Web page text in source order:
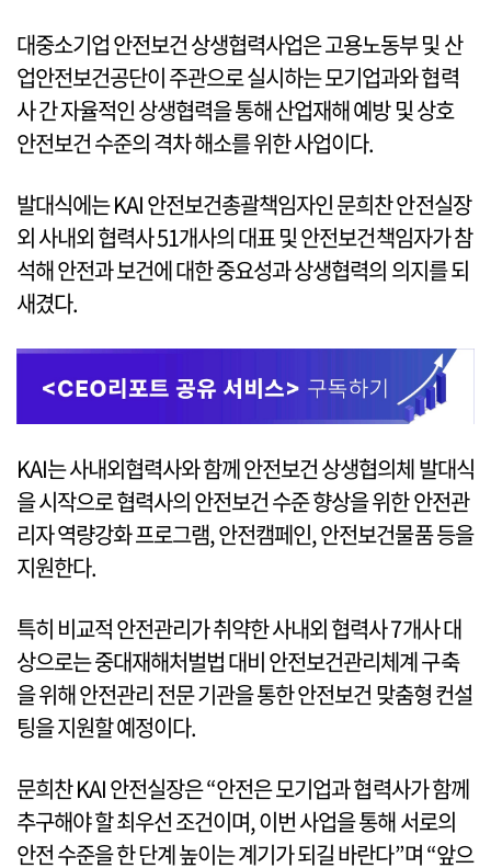
대중소기업 안전보건 상생협력사업은 고용노동부 및 산
업안전보건공단이 주관으로 실시하는 모기업과와 협력
사 간 자율적인 상생협력을 통해 산업재해 예방 및 상호
안전보건 수준의 격차 해소를 위한 사업이다.
발대식에는 KAI 안전보건총괄책임자인 문희찬 안전실장
외 사내외 협력사 51개사의 대표 및 안전보건책임자가 참
석해 안전과 보건에 대한 중요성과 상생협력의 의지를 되
새겼다.
KAI는 사내외협력사와 함께 안전보건 상생협의체 발대식
을 시작으로 협력사의 안전보건 수준 향상을 위한 안전관
리자 역량강화 프로그램, 안전캠페인, 안전보건물품 등을
지원한다.
특히 비교적 안전관리가 취약한 사내외 협력사 7개사 대
상으로는 중대재해처벌법 대비 안전보건관리체계 구축
을 위해 안전관리 전문 기관을 통한 안전보건 맞춤형 컨설
팅을 지원할 예정이다.
문희찬 KAI 안전실장은 “안전은 모기업과 협력사가 함께
추구해야 할 최우선 조건이며, 이번 사업을 통해 서로의
안전 수준을 한 단계 높이는 계기가 되길 바란다”며 “앞으